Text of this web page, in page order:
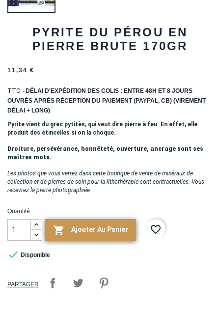
PYRITE DU PÉROU EN
PIERRE BRUTE 170GR
11,34 €
TTC
DÉLAI D'EXPÉDITION DES COLIS : ENTRE 48H ET 8 JOURS
OUVRÉS APRÈS RÉCEPTION DU PAIEMENT (PAYPAL, CB) (VIREMENT
DÉLAI + LONG)
Pyrite vient du grec pytitès, qui veut dire pierre à feu. En effet, elle
produit des étincelles si on la choque.
Droiture, persévérance, honnêteté, ouverture, ancrage sont ses
maîtres mots.
Les photos que vous verrez dans cette boutique de vente de minéraux de
collection et de pierres de soin pour la lithothérapie sont contractuelles. Vous
recevrez la pierre photographiée.
Quantité
 Ajouter Au Panier favorite_border
 Disponible
PARTAGER